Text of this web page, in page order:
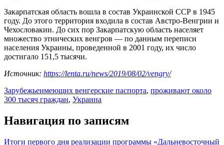
Закарпатская область вошла в состав Украинской ССР в 1945
году. До этого территория входила в состав Австро-Венгрии и
Чехословакии. До сих пор Закарпатскую область населяет
множество этнических венгров — по данным переписи
населения Украины, проведенной в 2001 году, их число
достигало 151,5 тысячи.
Источник: https://lenta.ru/news/2019/08/02/vengry/
Зарубежьеимеющих венгерские паспорта, проживают около
300 тысяч граждан, Украина
Навигация по записям
Итоги первого дня реализации программы «Дальневосточный